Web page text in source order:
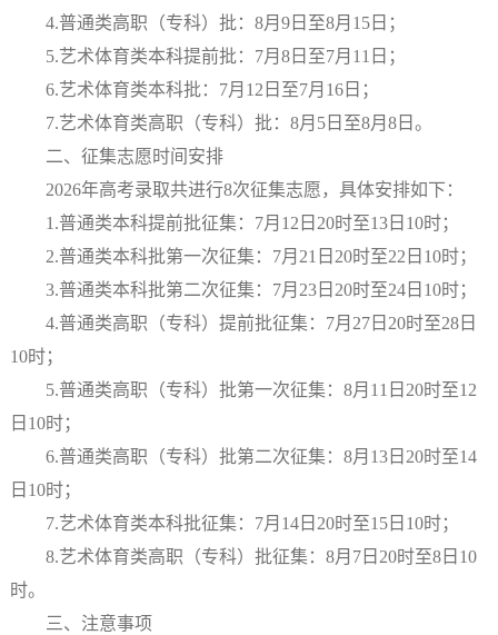
4.普通类高职（专科）批：8月9日至8月15日；
5.艺术体育类本科提前批：7月8日至7月11日；
6.艺术体育类本科批：7月12日至7月16日；
7.艺术体育类高职（专科）批：8月5日至8月8日。
二、征集志愿时间安排
2026年高考录取共进行8次征集志愿，具体安排如下：
1.普通类本科提前批征集：7月12日20时至13日10时；
2.普通类本科批第一次征集：7月21日20时至22日10时；
3.普通类本科批第二次征集：7月23日20时至24日10时；
4.普通类高职（专科）提前批征集：7月27日20时至28日
10时；
5.普通类高职（专科）批第一次征集：8月11日20时至12
日10时；
6.普通类高职（专科）批第二次征集：8月13日20时至14
日10时；
7.艺术体育类本科批征集：7月14日20时至15日10时；
8.艺术体育类高职（专科）批征集：8月7日20时至8日10
时。
三、注意事项